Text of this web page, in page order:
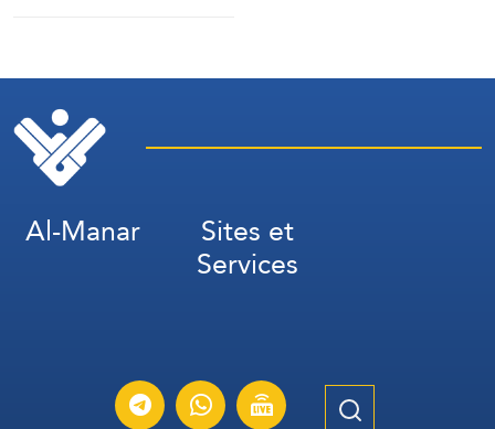
de Damas.
Al-Manar Sites et
Services